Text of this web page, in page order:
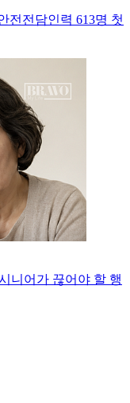
전전담인력 613명 첫
니어가 끊어야 할 행